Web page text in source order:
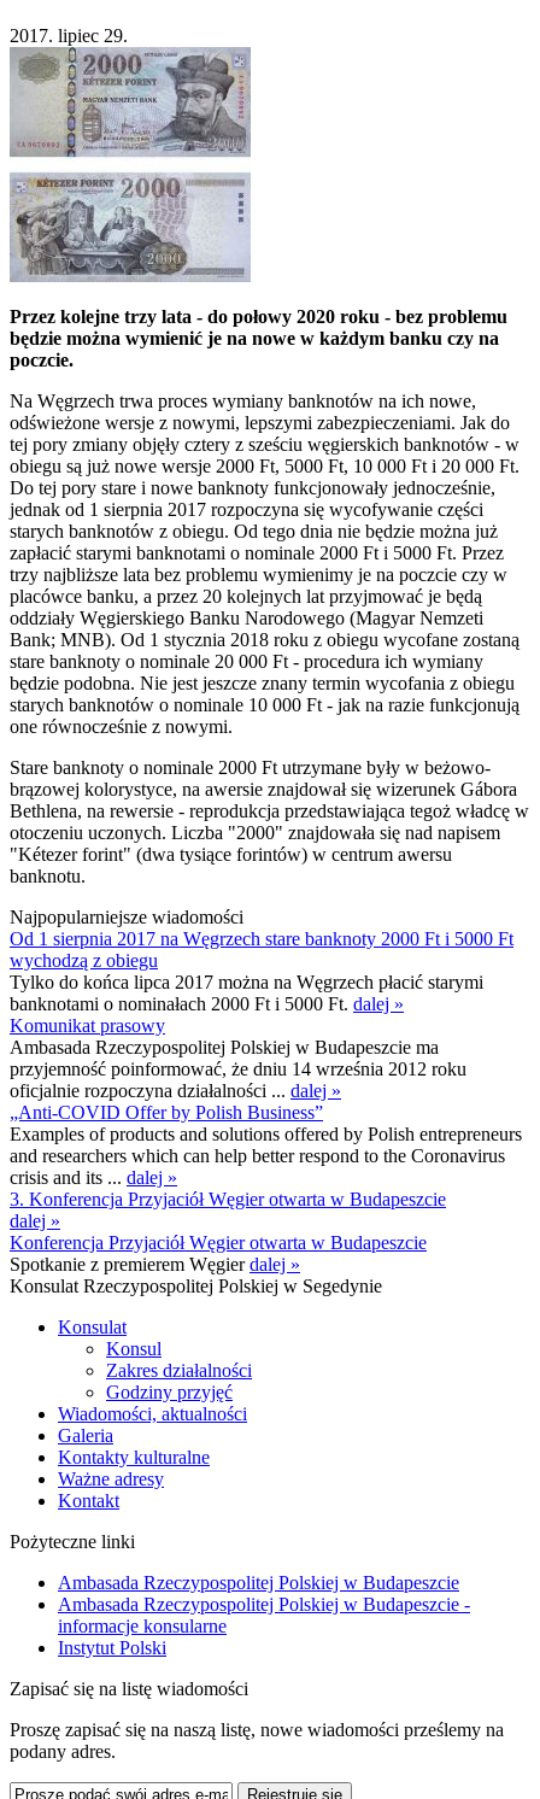
2017. lipiec 29.
Przez kolejne trzy lata - do połowy 2020 roku - bez problemu
będzie można wymienić je na nowe w każdym banku czy na
poczcie.
Na Węgrzech trwa proces wymiany banknotów na ich nowe,
odświeżone wersje z nowymi, lepszymi zabezpieczeniami. Jak do
tej pory zmiany objęły cztery z sześciu węgierskich banknotów - w
obiegu są już nowe wersje 2000 Ft, 5000 Ft, 10 000 Ft i 20 000 Ft.
Do tej pory stare i nowe banknoty funkcjonowały jednocześnie,
jednak od 1 sierpnia 2017 rozpoczyna się wycofywanie części
starych banknotów z obiegu. Od tego dnia nie będzie można już
zapłacić starymi banknotami o nominale 2000 Ft i 5000 Ft. Przez
trzy najbliższe lata bez problemu wymienimy je na poczcie czy w
placówce banku, a przez 20 kolejnych lat przyjmować je będą
oddziały Węgierskiego Banku Narodowego (Magyar Nemzeti
Bank; MNB). Od 1 stycznia 2018 roku z obiegu wycofane zostaną
stare banknoty o nominale 20 000 Ft - procedura ich wymiany
będzie podobna. Nie jest jeszcze znany termin wycofania z obiegu
starych banknotów o nominale 10 000 Ft - jak na razie funkcjonują
one równocześnie z nowymi.
Stare banknoty o nominale 2000 Ft utrzymane były w beżowo-
brązowej kolorystyce, na awersie znajdował się wizerunek Gábora
Bethlena, na rewersie - reprodukcja przedstawiająca tegoż władcę w
otoczeniu uczonych. Liczba "2000" znajdowała się nad napisem
"Kétezer forint" (dwa tysiące forintów) w centrum awersu
banknotu.
Najpopularniejsze wiadomości
Od 1 sierpnia 2017 na Węgrzech stare banknoty 2000 Ft i 5000 Ft
wychodzą z obiegu
Tylko do końca lipca 2017 można na Węgrzech płacić starymi
banknotami o nominałach 2000 Ft i 5000 Ft. dalej »
Komunikat prasowy
Ambasada Rzeczypospolitej Polskiej w Budapeszcie ma
przyjemność poinformować, że dniu 14 września 2012 roku
oficjalnie rozpoczyna działalności ... dalej »
„Anti-COVID Offer by Polish Business”
Examples of products and solutions offered by Polish entrepreneurs
and researchers which can help better respond to the Coronavirus
crisis and its ... dalej »
3. Konferencja Przyjaciół Węgier otwarta w Budapeszcie
dalej »
Konferencja Przyjaciół Węgier otwarta w Budapeszcie
Spotkanie z premierem Węgierdalej »
Konsulat Rzeczypospolitej Polskiej w Segedynie
Konsulat
Konsul
Zakres działalności
Godziny przyjęć
Wiadomości, aktualności
Galeria
Kontakty kulturalne
Ważne adresy
Kontakt
Pożyteczne linki
Ambasada Rzeczypospolitej Polskiej w Budapeszcie
Ambasada Rzeczypospolitej Polskiej w Budapeszcie -
informacje konsularne
Instytut Polski
Zapisać się na listę wiadomości
Proszę zapisać się na naszą listę, nowe wiadomości prześlemy na
podany adres.
Rejestruję się